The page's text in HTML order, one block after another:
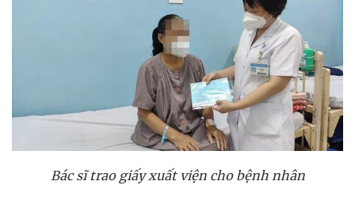
Bác sĩ trao giấy xuất viện cho bệnh nhân